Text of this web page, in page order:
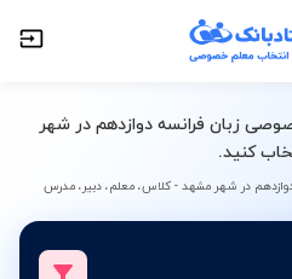
زبان فرانسه دوازدهم در شهر
کنید.
در شهر مشهد - کلاس، معلم، دبیر، مدرس
زبان فرانسه دوازدهم